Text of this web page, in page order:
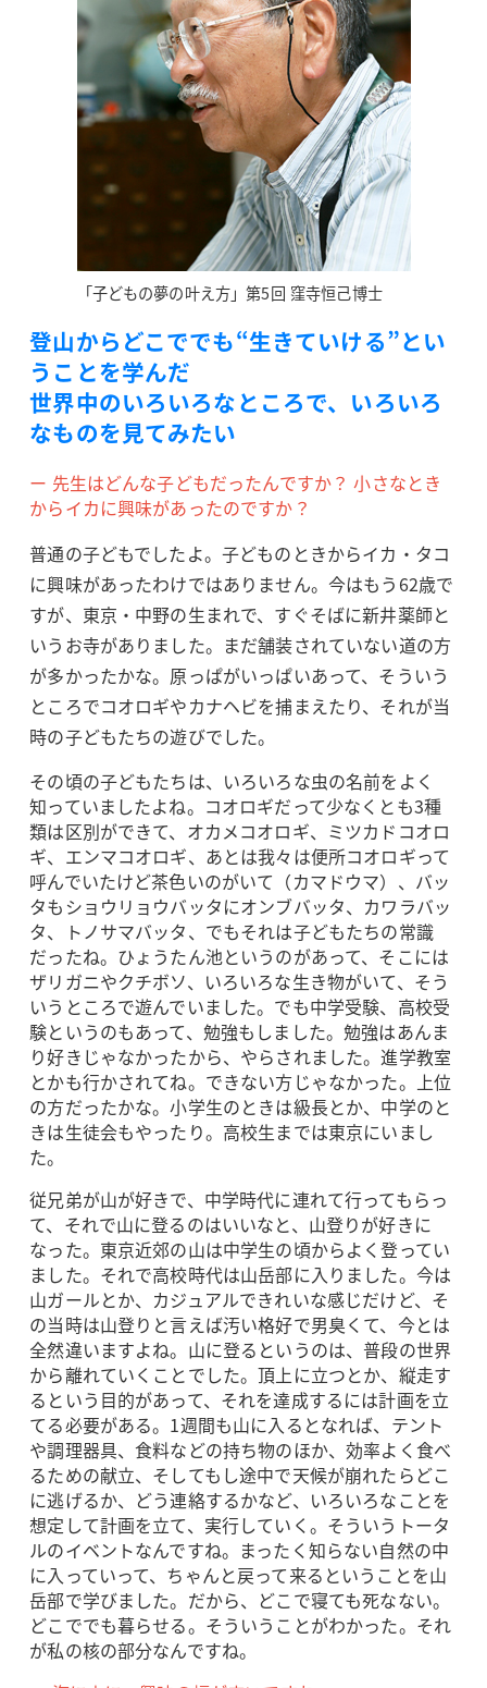
「子どもの夢の叶え方」第5回 窪寺恒己博士
登山からどこででも“生きていける”とい
うことを学んだ
世界中のいろいろなところで、いろいろ
なものを見てみたい
ー 先生はどんな子どもだったんですか？ 小さなとき
からイカに興味があったのですか？
普通の子どもでしたよ。子どものときからイカ・タコ
に興味があったわけではありません。今はもう62歳で
すが、東京・中野の生まれで、すぐそばに新井薬師と
いうお寺がありました。まだ舗装されていない道の方
が多かったかな。原っぱがいっぱいあって、そういう
ところでコオロギやカナヘビを捕まえたり、それが当
時の子どもたちの遊びでした。
その頃の子どもたちは、いろいろな虫の名前をよく
知っていましたよね。コオロギだって少なくとも3種
類は区別ができて、オカメコオロギ、ミツカドコオロ
ギ、エンマコオロギ、あとは我々は便所コオロギって
呼んでいたけど茶色いのがいて（カマドウマ）、バッ
タもショウリョウバッタにオンブバッタ、カワラバッ
タ、トノサマバッタ、でもそれは子どもたちの常識
だったね。ひょうたん池というのがあって、そこには
ザリガニやクチボソ、いろいろな生き物がいて、そう
いうところで遊んでいました。でも中学受験、高校受
験というのもあって、勉強もしました。勉強はあんま
り好きじゃなかったから、やらされました。進学教室
とかも行かされてね。できない方じゃなかった。上位
の方だったかな。小学生のときは級長とか、中学のと
きは生徒会もやったり。高校生までは東京にいまし
た。
従兄弟が山が好きで、中学時代に連れて行ってもらっ
て、それで山に登るのはいいなと、山登りが好きに
なった。東京近郊の山は中学生の頃からよく登ってい
ました。それで高校時代は山岳部に入りました。今は
山ガールとか、カジュアルできれいな感じだけど、そ
の当時は山登りと言えば汚い格好で男臭くて、今とは
全然違いますよね。山に登るというのは、普段の世界
から離れていくことでした。頂上に立つとか、縦走す
るという目的があって、それを達成するには計画を立
てる必要がある。1週間も山に入るとなれば、テント
や調理器具、食料などの持ち物のほか、効率よく食べ
るための献立、そしてもし途中で天候が崩れたらどこ
に逃げるか、どう連絡するかなど、いろいろなことを
想定して計画を立て、実行していく。そういうトータ
ルのイベントなんですね。まったく知らない自然の中
に入っていって、ちゃんと戻って来るということを山
岳部で学びました。だから、どこで寝ても死なない。
どこででも暮らせる。そういうことがわかった。それ
が私の核の部分なんですね。